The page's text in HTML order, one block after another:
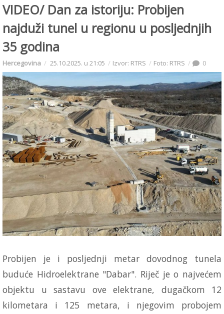
VIDEO/ Dan za istoriju: Probijen
najduži tunel u regionu u posljednjih
35 godina
Hercegovina 25.10.2025. u 21:05 Izvor: RTRS Foto: RTRS 0
Probijen je i posljednji metar dovodnog tunela
buduće Hidroelektrane "Dabar". Riječ je o najvećem
objektu u sastavu ove elektrane, dugačkom 12
kilometara i 125 metara, i njegovim probojem